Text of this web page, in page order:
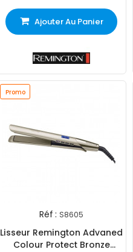
Ajouter Au Panier
Promo
Réf : S8605
Lisseur Remington Advaned
Colour Protect Bronze